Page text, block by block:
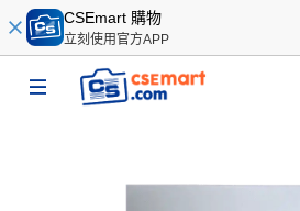
CSEmart 購物
立刻使用官方APP